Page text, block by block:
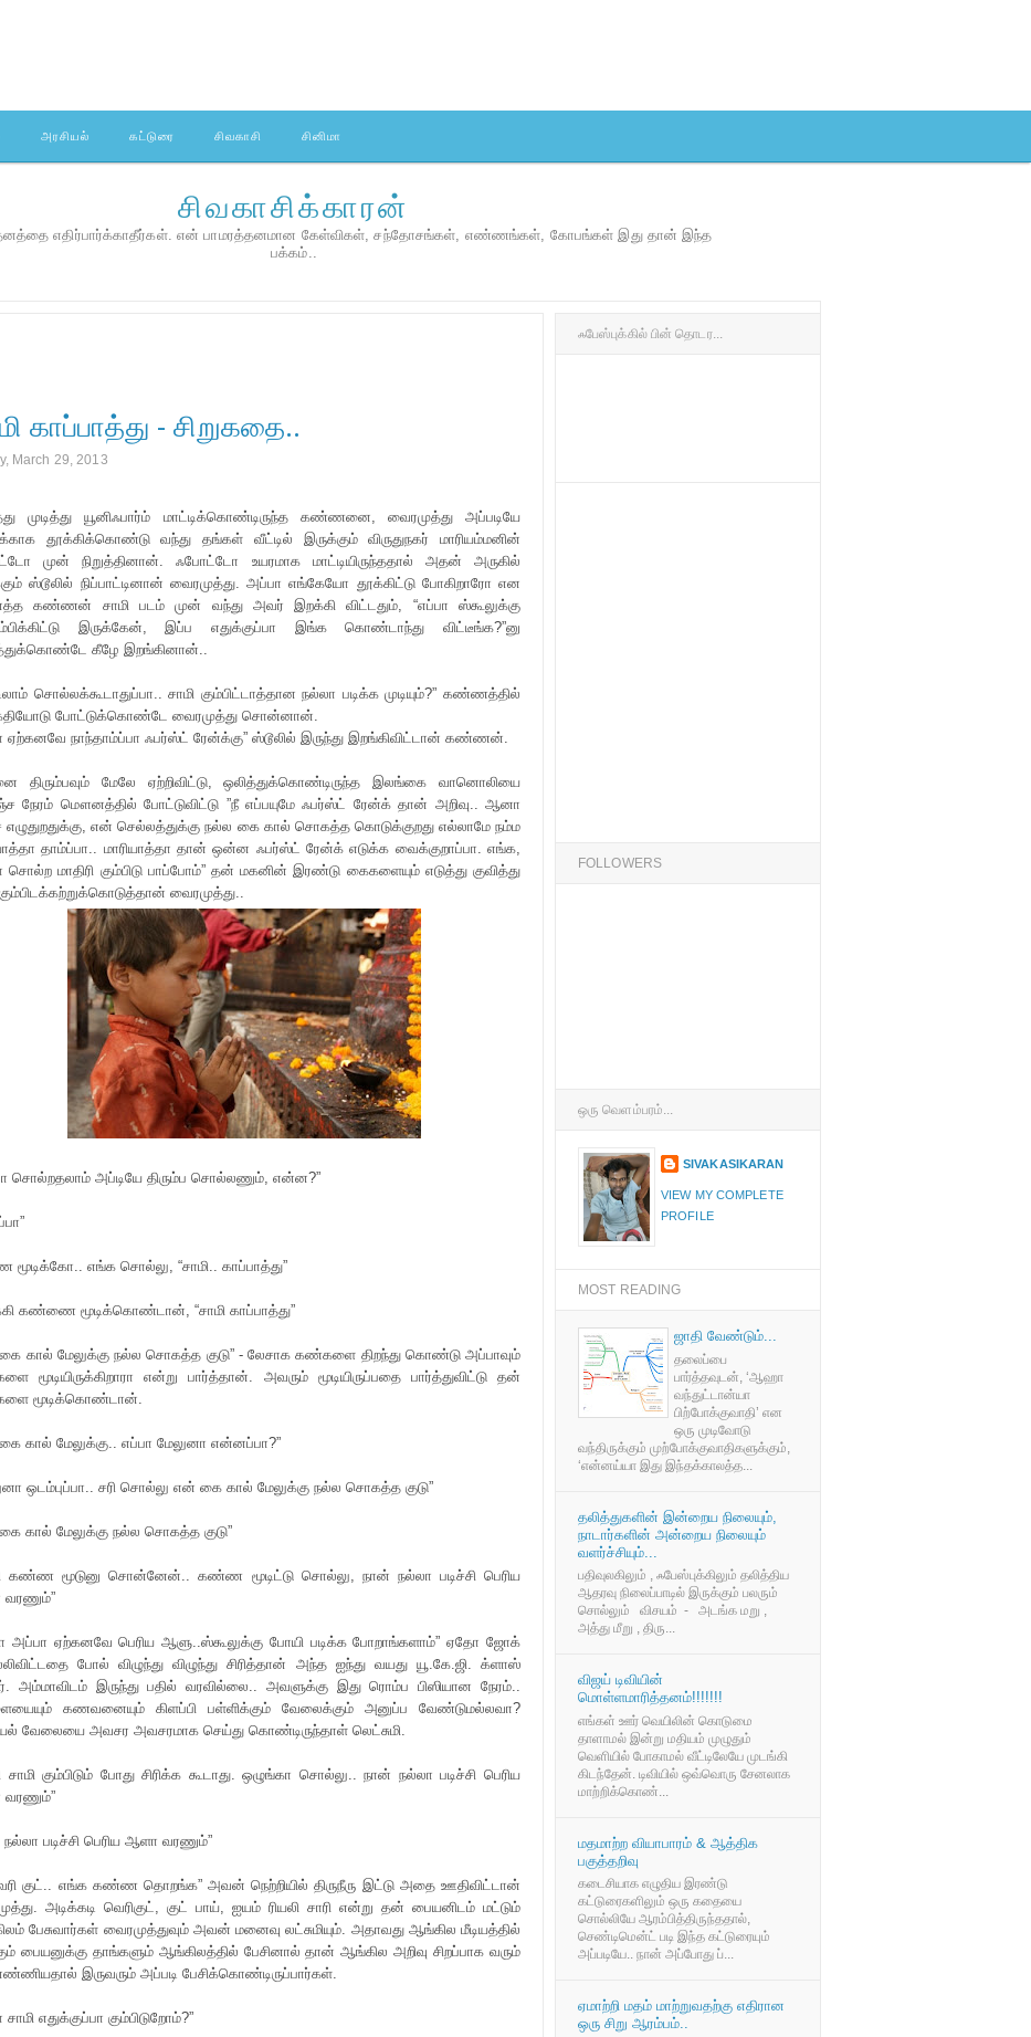
அரசியல் கட்டுரை சிவகாசி சினிமா
சிவகாசிக்காரன்
எதிர்பார்க்காதீர்கள். என் பாமரத்தனமான கேள்விகள், சந்தோசங்கள், எண்ணங்கள், கோபங்கள் இது தான் இந்த
பக்கம்..
காப்பாத்து - சிறுகதை..
March 29, 2013
முடித்து யூனிஃபார்ம் மாட்டிக்கொண்டிருந்த கண்ணனை, வைரமுத்து அப்படியே
தூக்கிக்கொண்டு வந்து தங்கள் வீட்டில் இருக்கும் விருதுநகர் மாரியம்மனின்
முன் நிறுத்தினான். ஃபோட்டோ உயரமாக மாட்டியிருந்ததால் அதன் அருகில்
ஸ்டூலில் நிப்பாட்டினான் வைரமுத்து. அப்பா எங்கேயோ தூக்கிட்டு போகிறாரோ என
கண்ணன் சாமி படம் முன் வந்து அவர் இறக்கி விட்டதும், “எப்பா ஸ்கூலுக்கு
இருக்கேன், இப்ப எதுக்குப்பா இங்க கொண்டாந்து விட்டீங்க?”னு
கீழே இறங்கினான்..
சொல்லக்கூடாதுப்பா.. சாமி கும்பிட்டாத்தான நல்லா படிக்க முடியும்?” கண்ணத்தில்
போட்டுக்கொண்டே வைரமுத்து சொன்னான்.
ஏற்கனவே நாந்தாம்ப்பா ஃபர்ஸ்ட் ரேன்க்கு” ஸ்டூலில் இருந்து இறங்கிவிட்டான் கண்ணன்.
திரும்பவும் மேலே ஏற்றிவிட்டு, ஒலித்துக்கொண்டிருந்த இலங்கை வானொலியை
நேரம் மௌனத்தில் போட்டுவிட்டு ”நீ எப்பயுமே ஃபர்ஸ்ட் ரேன்க் தான் அறிவு.. ஆனா
எழுதுறதுக்கு, என் செல்லத்துக்கு நல்ல கை கால் சொகத்த கொடுக்குறது எல்லாமே நம்ம
தாம்ப்பா.. மாரியாத்தா தான் ஒன்ன ஃபர்ஸ்ட் ரேன்க் எடுக்க வைக்குறாப்பா. எங்க,
சொல்ற மாதிரி கும்பிடு பாப்போம்” தன் மகனின் இரண்டு கைகளையும் எடுத்து குவித்து
கும்பிடக்கற்றுக்கொடுத்தான் வைரமுத்து..
சொல்றதலாம் அப்டியே திரும்ப சொல்லணும், என்ன?”
எங்க சொல்லு, “சாமி.. காப்பாத்து”
கண்ணை மூடிக்கொண்டான், “சாமி காப்பாத்து”
கால் மேலுக்கு நல்ல சொகத்த குடு” - லேசாக கண்களை திறந்து கொண்டு அப்பாவும்
மூடியிருக்கிறாரா என்று பார்த்தான். அவரும் மூடியிருப்பதை பார்த்துவிட்டு தன்
மூடிக்கொண்டான்.
கால் மேலுக்கு.. எப்பா மேலுனா என்னப்பா?”
ஒடம்புப்பா.. சரி சொல்லு என் கை கால் மேலுக்கு நல்ல சொகத்த குடு”
கால் மேலுக்கு நல்ல சொகத்த குடு”
கண்ண மூடுனு சொன்னேன்.. கண்ண மூடிட்டு சொல்லு, நான் நல்லா படிச்சி பெரிய
அப்பா ஏற்கனவே பெரிய ஆளு..ஸ்கூலுக்கு போயி படிக்க போறாங்களாம்” ஏதோ ஜோக்
போல் விழுந்து விழுந்து சிரித்தான் அந்த ஐந்து வயது யூ.கே.ஜி. க்ளாஸ்
அம்மாவிடம் இருந்து பதில் வரவில்லை.. அவளுக்கு இது ரொம்ப பிஸியான நேரம்..
கணவனையும் கிளப்பி பள்ளிக்கும் வேலைக்கும் அனுப்ப வேண்டுமல்லவா?
வேலையை அவசர அவசரமாக செய்து கொண்டிருந்தாள் லெட்சுமி.
சாமி கும்பிடும் போது சிரிக்க கூடாது. ஒழுங்கா சொல்லு.. நான் நல்லா படிச்சி பெரிய
நல்லா படிச்சி பெரிய ஆளா வரணும்”
குட்.. எங்க கண்ண தொறங்க” அவன் நெற்றியில் திருநீரு இட்டு அதை ஊதிவிட்டான்
அடிக்கடி வெரிகுட், குட் பாய், ஐயம் ரியலி சாரி என்று தன் பையனிடம் மட்டும்
பேசுவார்கள் வைரமுத்துவும் அவன் மனைவு லட்சுமியும். அதாவது ஆங்கில மீடியத்தில்
பையனுக்கு தாங்களும் ஆங்கிலத்தில் பேசினால் தான் ஆங்கில அறிவு சிறப்பாக வரும்
இருவரும் அப்படி பேசிக்கொண்டிருப்பார்கள்.
சாமி எதுக்குப்பா கும்பிடுறோம்?”
ஃபேஸ்புக்கில் பின் தொடர...
FOLLOWERS
ஒரு வெளம்பரம்...
SIVAKASIKARAN
VIEW MY COMPLETE
PROFILE
MOST READING
ஜாதி வேண்டும்...
தலைப்பை
பார்த்தவுடன், ‘ஆஹா
வந்துட்டான்யா
பிற்போக்குவாதி’ என
ஒரு முடிவோடு
வந்திருக்கும் முற்போக்குவாதிகளுக்கும்,
‘என்னய்யா இது இந்தக்காலத்த...
தலித்துகளின் இன்றைய நிலையும்,
நாடார்களின் அன்றைய நிலையும்
வளர்ச்சியும்...
பதிவுலகிலும் , ஃபேஸ்புக்கிலும் தலித்திய
ஆதரவு நிலைப்பாடில் இருக்கும் பலரும்
சொல்லும் விசயம் - அடங்க மறு ,
அத்து மீறு , திரு...
விஜய் டிவியின்
மொள்ளமாரித்தனம்!!!!!!!
எங்கள் ஊர் வெயிலின் கொடுமை
தாளாமல் இன்று மதியம் முழுதும்
வெளியில் போகாமல் வீட்டிலேயே முடங்கி
கிடந்தேன். டிவியில் ஒவ்வொரு சேனலாக
மாற்றிக்கொண்...
மதமாற்ற வியாபாரம் & ஆத்திக
பகுத்தறிவு
கடைசியாக எழுதிய இரண்டு
கட்டுரைகளிலும் ஒரு கதையை
சொல்லியே ஆரம்பித்திருந்ததால்,
செண்டிமென்ட் படி இந்த கட்டுரையும்
அப்படியே.. நான் அப்போது ப்...
ஏமாற்றி மதம் மாற்றுவதற்கு எதிரான
ஒரு சிறு ஆரம்பம்..